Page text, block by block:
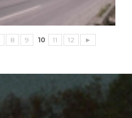
8 9 10 11 12 ►